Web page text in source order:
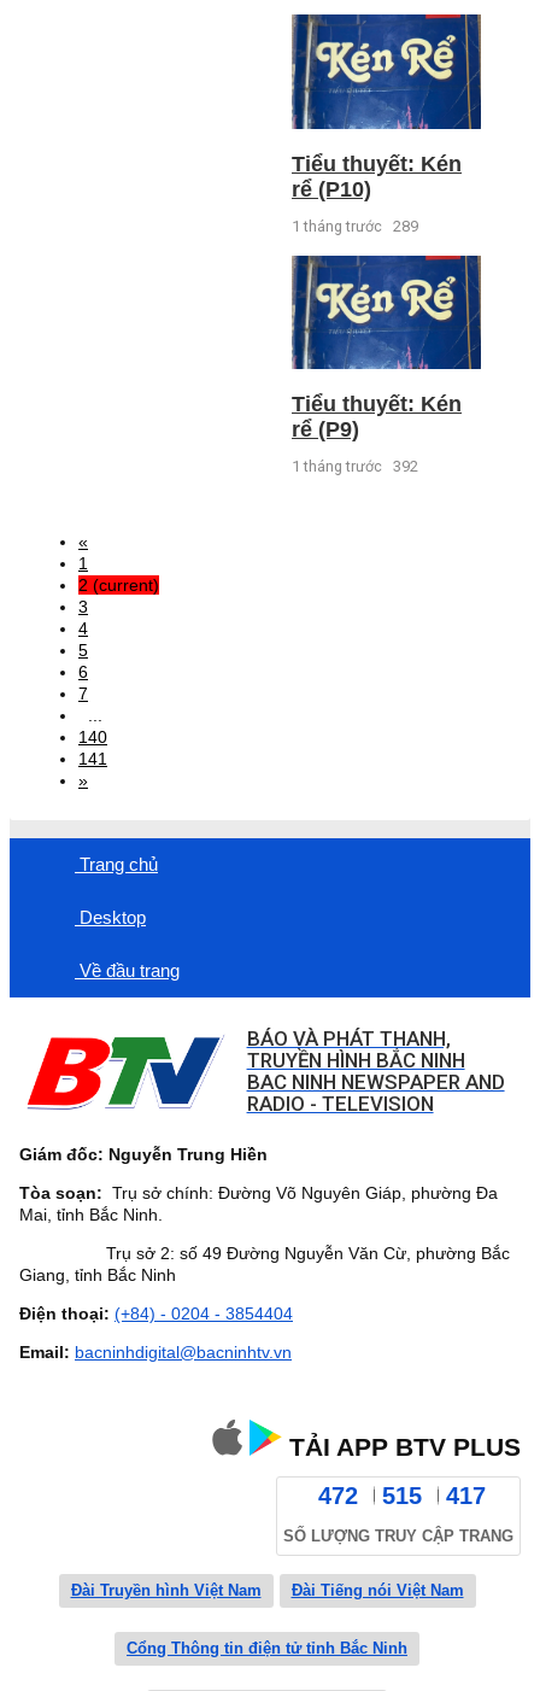
Tiểu thuyết: Kén
rể (P10)
1 tháng trước 289
Tiểu thuyết: Kén
rể (P9)
1 tháng trước 392
«
1
2 (current)
3
4
5
6
7
...
140
141
»
Trang chủ
Desktop
Về đầu trang
BÁO VÀ PHÁT THANH,
TRUYỀN HÌNH BẮC NINH
BAC NINH NEWSPAPER AND
RADIO - TELEVISION
Giám đốc: Nguyễn Trung Hiền
Tòa soạn: Trụ sở chính: Đường Võ Nguyên Giáp, phường Đa
Mai, tỉnh Bắc Ninh.
Trụ sở 2: số 49 Đường Nguyễn Văn Cừ, phường Bắc
Giang, tỉnh Bắc Ninh
Điện thoại: (+84) - 0204 - 3854404
Email: bacninhdigital@bacninhtv.vn
TẢI APP BTV PLUS
472 515 417
SỐ LƯỢNG TRUY CẬP TRANG
Đài Truyền hình Việt Nam Đài Tiếng nói Việt Nam
Cổng Thông tin điện tử tỉnh Bắc Ninh